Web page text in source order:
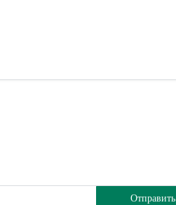
Отправить